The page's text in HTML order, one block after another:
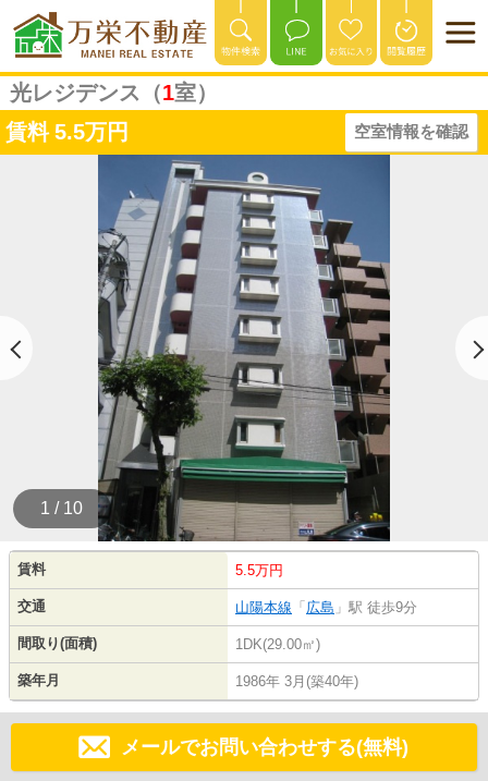
光レジデンス（1室）
賃料 5.5万円 空室情報を確認
1 / 10
賃料 5.5万円
交通 山陽本線 「 広島 」駅 徒歩9分
間取り(面積) 1DK(29.00㎡)
築年月 1986年 3月(築40年)
メールでお問い合わせする(無料)